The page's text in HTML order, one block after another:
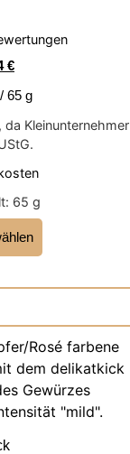
€
/ 65 g
Kleinunternehmer
65 g